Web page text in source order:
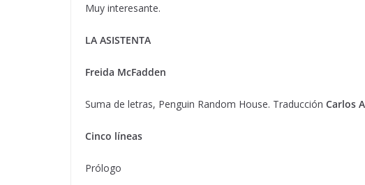
Muy interesante.
LA ASISTENTA
Freida McFadden
Suma de letras, Penguin Random House. Traducción Carlos
Cinco líneas
Prólogo